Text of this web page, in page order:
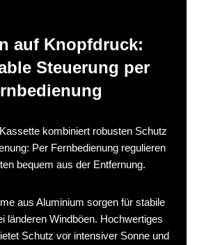
auf Knopfdruck:
Steuerung per
kombiniert robusten Schutz
Per Fernbedienung regulieren
bequem aus der Entfernung.
aus Aluminium sorgen für stabile
länderen Windböen. Hochwertiges
Schutz vor intensiver Sonne und